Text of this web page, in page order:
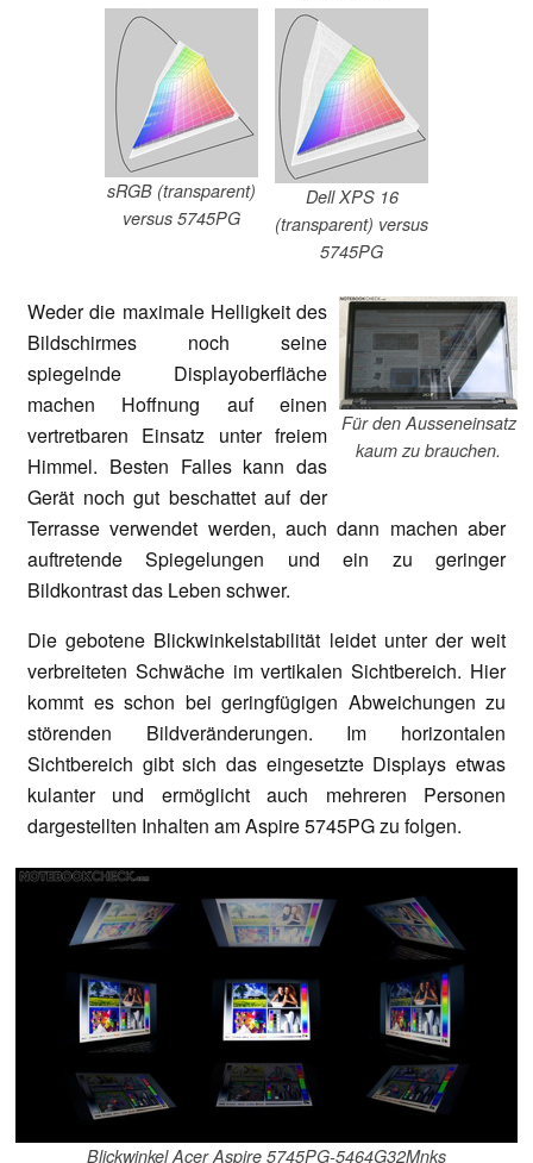
sRGB (transparent)
versus 5745PG
Dell XPS 16
(transparent) versus
5745PG
Für den Ausseneinsatz
kaum zu brauchen.
Weder die maximale Helligkeit des
Bildschirmes noch seine
spiegelnde Displayoberfläche
machen Hoffnung auf einen
vertretbaren Einsatz unter freiem
Himmel. Besten Falles kann das
Gerät noch gut beschattet auf der
Terrasse verwendet werden, auch dann machen aber
auftretende Spiegelungen und ein zu geringer
Bildkontrast das Leben schwer.
Die gebotene Blickwinkelstabilität leidet unter der weit
verbreiteten Schwäche im vertikalen Sichtbereich. Hier
kommt es schon bei geringfügigen Abweichungen zu
störenden Bildveränderungen. Im horizontalen
Sichtbereich gibt sich das eingesetzte Displays etwas
kulanter und ermöglicht auch mehreren Personen
dargestellten Inhalten am Aspire 5745PG zu folgen.
Blickwinkel Acer Aspire 5745PG-5464G32Mnks